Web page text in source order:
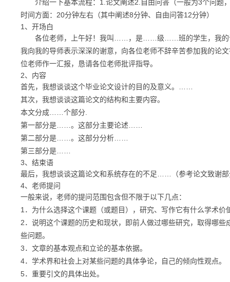
介绍一下基本流程：1.论文阐述2.自由问答（一般为3个问题
时间方面：20分钟左右（其中阐述8分钟、自由问答12分钟）
1、 开场白
各位老师，上午好！我叫……，是……级……班的学生，我的
我向我的导师表示深深的谢意，向各位老师不辞辛苦参加我的论
位老师作一汇报，恳请各位老师批评指导。
2、 内容
首先，我想谈谈这个毕业论文设计的目的及意义。……
其次，我想谈谈这篇论文的结构和主要内容。
本文分成……个部分.
第一部分是……。这部分主要论述……
第二部分是……。这部分分析……
第三部分是……
3、 结束语
最后，我想谈谈这篇论文和系统存在的不足……（参考论文致谢
4、 老师提问
一般来说，老师的提问范围包含但不限于以下几点：
1．为什么选择这个课题（或题目），研究、写作它有什么学术价
2．说明这个课题的历史和现状，即前人做过哪些研究，取得哪
些问题。
3．文章的基本观点和立论的基本依据。
4．学术界和社会上对某些问题的具体争论，自己的倾向性观点。
5．重要引文的具体出处。